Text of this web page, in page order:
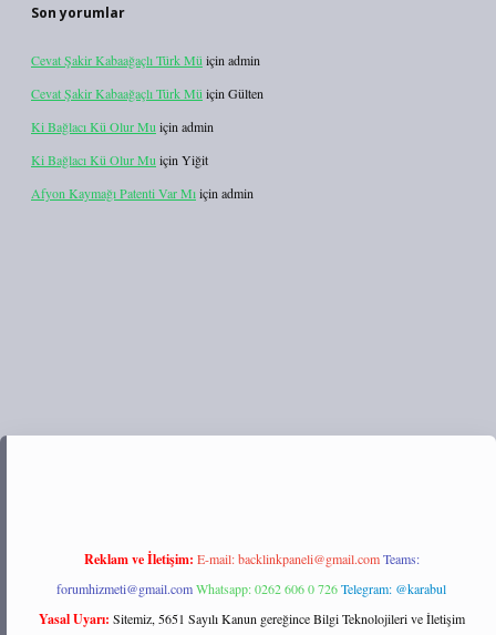
Son yorumlar
Cevat Şakir Kabaağaçlı Türk Mü için admin
Cevat Şakir Kabaağaçlı Türk Mü için Gülten
Ki Bağlacı Kü Olur Mu için admin
Ki Bağlacı Kü Olur Mu için Yiğit
Afyon Kaymağı Patenti Var Mıiçin admin
tulipbett.net/
Reklam ve İletişim: E-mail:backlinkpaneli@gmail.com Teams:
forumhizmeti@gmail.comWhatsapp: 0262 606 0 726Telegram: @karabul
Yasal Uyarı: Sitemiz, 5651 Sayılı Kanun gereğince Bilgi Teknolojileri ve İletişim